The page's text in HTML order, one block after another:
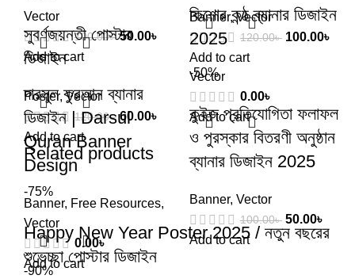
Vector
100.00৳ 50.00৳
Add to cart
Banner,Vector
120.00৳ 100.00৳
Add to cart
সুবর্ণজয়ন্তী পোস্টার
ডিজাইন
Poster,Vector
120.00৳ 60.00৳
Add to cart
কিশোর কন্ঠ ব্যানার ডিজাইন
2025
Vector
0.00৳
Add to cart
দারসুল কুরআন ব্যানার
ডিজাইন | Darsul
Quran Banner
Design
Banner, Free Resources,
Vector
0.00৳
Add to cart
-50%
কুইজ প্রতিযোগিতা ফলাফল
ও পুরস্কার বিতরণী অনুষ্ঠান
ব্যানার ডিজাইন 2025
Banner, Vector
100.00৳ 50.00৳
Add to cart
Related products
-75%
Happy New Year Poster 2025 / নতুন বছরের
শুভেচ্ছা পোস্টার ডিজাইন
-90%